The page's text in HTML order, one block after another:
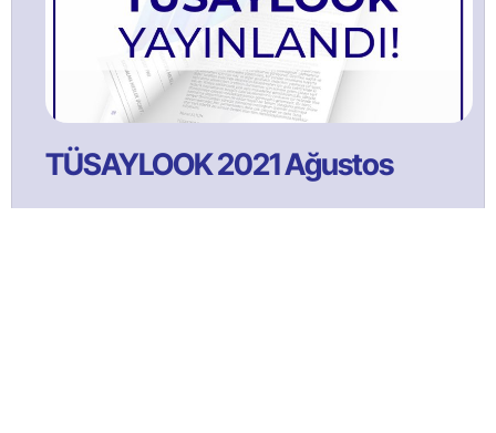
TÜSAYLOOK 2021 Ağustos